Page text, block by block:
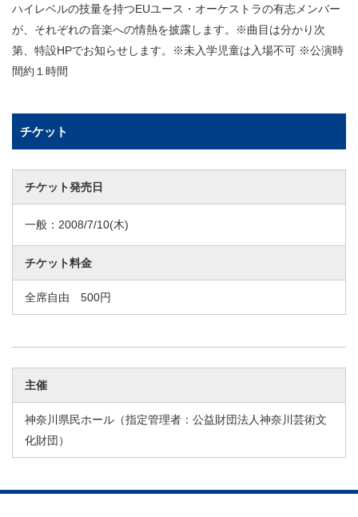
ハイレベルの技量を持つEUユース・オーケストラの有志メンバー
が、それぞれの音楽への情熱を披露します。※曲目は分かり次
第、特設HPでお知らせします。※未入学児童は入場不可 ※公演時
間約１時間
チケット
チケット発売日
一般： 2008/7/10(木)
チケット料金
全席自由 500円
主催
神奈川県民ホール（指定管理者：公益財団法人神奈川芸術文
化財団）